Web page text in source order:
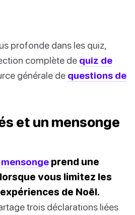
profonde dans les quiz,
complète de quiz de
générale de questions de
et un mensonge
prend une
vous limitez les
de Noël.
trois déclarations liées